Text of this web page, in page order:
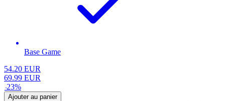
Base Game
54.20 EUR
69.99 EUR
-23%
Ajouter au panier